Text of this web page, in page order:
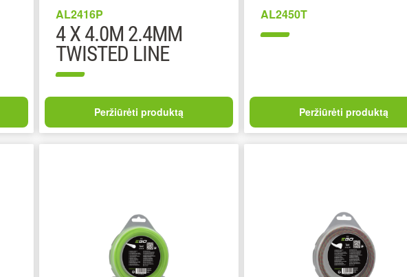
AL2416P
4 X 4.0M 2.4MM
TWISTED LINE
Peržiūrėti produktą
AL2450T
Peržiūrėti produktą